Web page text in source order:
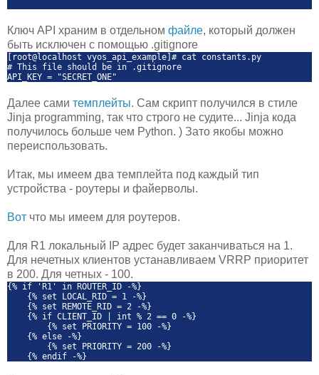
Ключ API храним в отдельном файле, который должен
быть исключен с помощью .gitignore
[root@localhost vyos_api_example]# cat constants.py
# This file should be in .gitignore
API_KEY = "SECRET_ONE"
Далее сами темплейты. Сам скрипт получился в стиле
Jinja programming, так что строго не судите... Jinja кода
получилось больше чем Python. ) Зато якобы можно
переиспользовать.
Итак, мы имеем два темплейта под каждый тип
устройства - роутеры и файерволы.
Вот что мы имеем для роутеров.
Для R1 локальный IP адрес будет заканчиваться на 1.
Для нечетных клиентов устанавливаем VRRP приоритет
в 200. Для четных - 100.
{% if 'R1' in ROUTER_ID -%}
{% set LOCAL_RID = 1 -%}
{% set REMOTE_RID = 2 -%}
{% if CLIENT_ID | int % 2 == 0 -%}
{% set PRIORITY = 100 -%}
{% else -%}
{% set PRIORITY = 200 -%}
{% endif -%}